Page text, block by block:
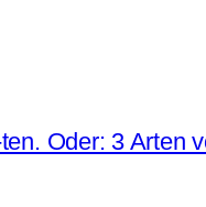
Oder: 3 Arten